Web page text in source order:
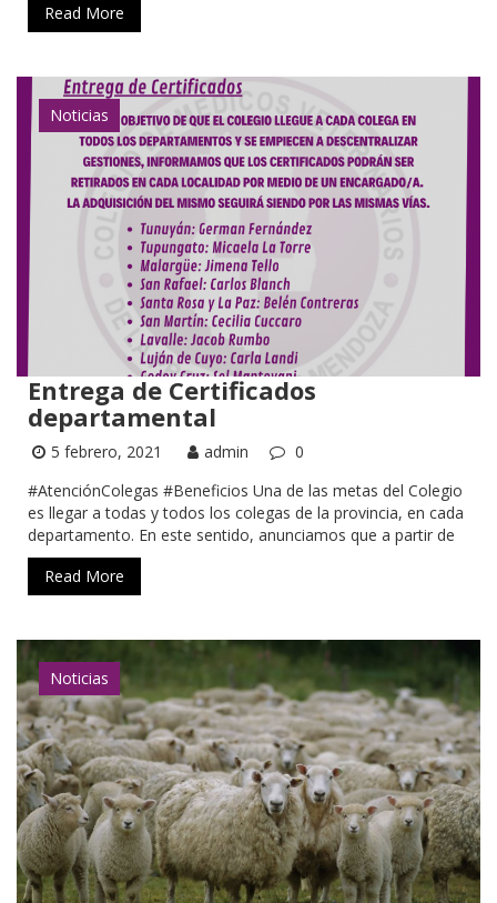
Read More
Noticias
Entrega de Certificados
departamental
5 febrero, 2021 admin
0
#AtenciónColegas #Beneficios Una de las metas del Colegio
es llegar a todas y todos los colegas de la provincia, en cada
departamento. En este sentido, anunciamos que a partir de
Read More
Noticias